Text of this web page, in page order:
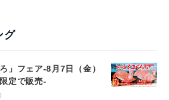
グ
」フェア-8月7日（金）
定で販売-